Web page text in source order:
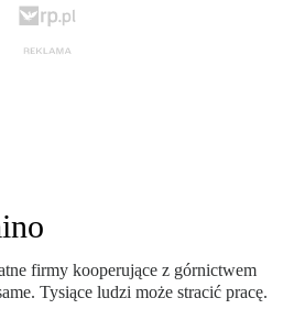
firmy kooperujące z górnictwem
Tysiące ludzi może stracić pracę.